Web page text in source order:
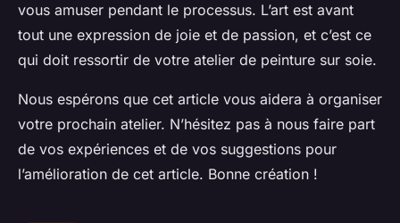
vous amuser pendant le processus. L’art est avant
tout une expression de joie et de passion, et c’est ce
qui doit ressortir de votre atelier de peinture sur soie.
Nous espérons que cet article vous aidera à organiser
votre prochain atelier. N’hésitez pas à nous faire part
de vos expériences et de vos suggestions pour
l’amélioration de cet article. Bonne création !